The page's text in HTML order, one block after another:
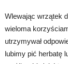
Wlewając wrzątek
wieloma
utrzymywał
lubimy pić herbatę